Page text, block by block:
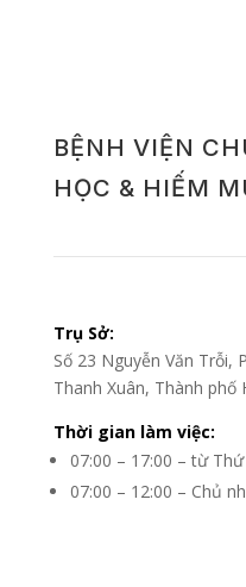
BỆNH VIỆN
HỌC & HIẾM
Trụ Sở:
Số 23 Nguyễn Văn Trỗi,
Thanh Xuân, Thành phố
Thời gian làm việc:
07:00 – 17:00 – từ
07:00 – 12:00 – Chủ